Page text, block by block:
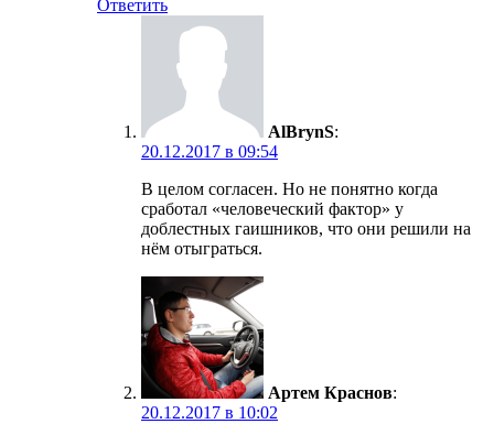
Ответить
AlBrynS:
20.12.2017 в 09:54
В целом согласен. Но не понятно когда
сработал «человеческий фактор» у
доблестных гаишников, что они решили на
нём отыграться.
Артем Краснов:
20.12.2017 в 10:02